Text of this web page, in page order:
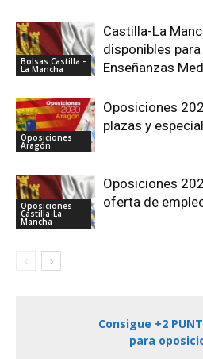
Bolsas Castilla -
La Mancha
Castilla-La
disponibles
Enseñanzas
Oposiciones
Aragón
Oposiciones
plazas y
Oposiciones
Castilla-La
Mancha
Oposiciones
oferta de
Consigue +2
para